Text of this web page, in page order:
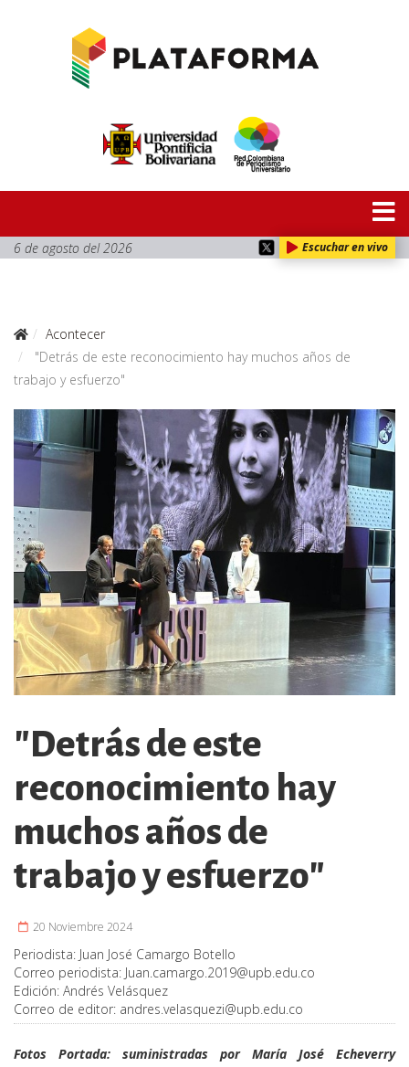
6 de agosto del 2026 Escuchar en vivo
Acontecer
"Detrás de este reconocimiento hay muchos años de
trabajo y esfuerzo"
"Detrás de este
reconocimiento hay
muchos años de
trabajo y esfuerzo"
20 Noviembre 2024
Periodista: Juan José Camargo Botello
Correo periodista: Juan.camargo.2019@upb.edu.co
Edición: Andrés Velásquez
Correo de editor: andres.velasquezi@upb.edu.co
Fotos Portada: suministradas por María José Echeverry